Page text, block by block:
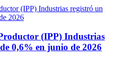
(IPP) Industrias
0,6% en junio de 2026